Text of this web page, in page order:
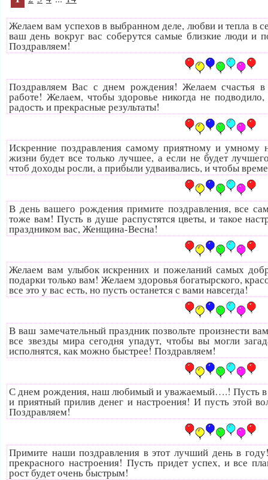
Желаем вам успехов в выбранном деле, любви и тепла в
ваш день вокруг вас соберутся самые близкие люди и
Поздравляем!
Поздравляем Вас с днем рождения! Желаем счастья
работе! Желаем, чтобы здоровье никогда не
радость и прекрасные результаты!
Искренние поздравления самому приятному и умному
жизни будет все только лучшее, а если не будет
чтоб доходы росли, а прибыли удваивались, и чтобы
В день вашего рождения примите поздравления, все
тоже вам! Пусть в душе распустятся цветы, и такое
праздником вас, Женщина-Весна!
Желаем вам улыбок искренних и пожеланий самых
подарки только вам! Желаем здоровья богатырского,
все это у вас есть, но пусть останется с вами навсегда!
В ваш замечательный праздник позвольте произнести
все звезды мира сегодня упадут, чтобы вы могли
исполнятся, как можно быстрее! Поздравляем!
С днем рождения, наш любимый и уважаемый….! Пусть в
и приятный прилив денег и настроения! И пусть этой
Поздравляем!
Примите наши поздравления в этот лучший день в
прекрасного настроения! Пусть придет успех, и все
рост будет очень быстрым!